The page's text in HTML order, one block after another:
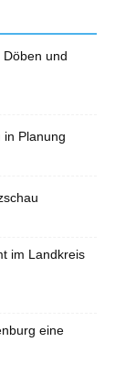
und
Planung
im Landkreis
eine